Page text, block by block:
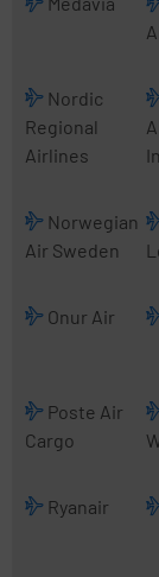
Nordic
Regional
Airlines
Norwegian
Air Sweden
Onur Air
Poste Air
Cargo
Ryanair